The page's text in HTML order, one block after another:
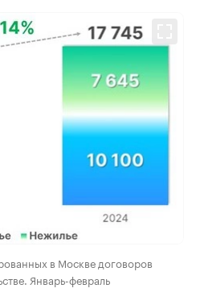
в Москве договоров
Январь-февраль